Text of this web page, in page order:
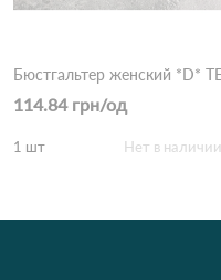
114.84 грн/од
1 шт Нет в наличии